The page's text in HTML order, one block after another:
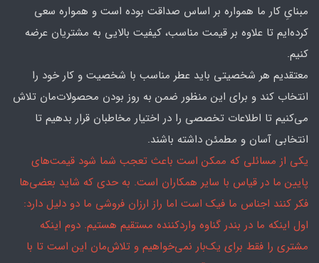
مبنایِ کار ما همواره بر اساس صداقت بوده است و همواره سعی
کرده‌ایم تا علاوه بر قیمت مناسب، کیفیت بالایی به مشتریان عرضه
کنیم.
معتقدیم هر شخصیتی باید عطر مناسب با شخصیت و کار خود را
انتخاب کند و برای این منظور ضمن به روز بودن محصولات‌مان تلاش
می‌کنیم تا اطلاعات تخصصی را در اختیار مخاطبان قرار بدهیم تا
انتخابی آسان و مطمئن داشته باشند.
یکی از مسائلی که ممکن است باعث تعجب شما شود قیمت‌های
پایین ما در قیاس با سایر همکاران است. به حدی که شاید بعضی‌ها
فکر کنند اجناس ما فیک است اما راز ارزان فروشی ما دو دلیل دارد:
اول اینکه ما در بندر گناوه واردکننده مستقیم هستیم. دوم اینکه
مشتری را فقط برای یک‌بار نمی‌خواهیم و تلاش‌مان این است تا با